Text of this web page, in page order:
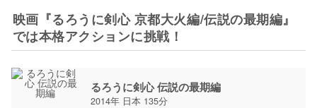
映画『るろうに剣心 京都大火編/伝説の最期編』
では本格アクションに挑戦！
るろうに剣心 伝説の最期編
2014年 日本 135分